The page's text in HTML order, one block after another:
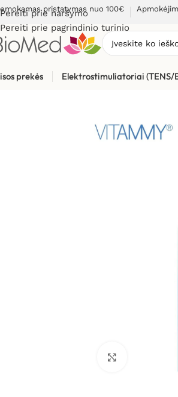
Pereiti prie naršymo
Pereiti prie pagrindinio turinio
pristatymas nuo 100€
prekės Elektrostimuliatoriai (TENS/
Sveikatos priežiūrai